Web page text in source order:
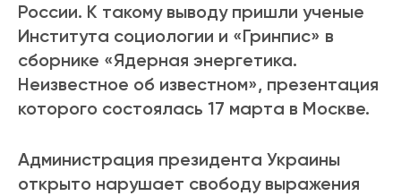
России. К такому выводу пришли ученые
Института социологии и «Гринпис» в
сборнике «Ядерная энергетика.
Неизвестное об известном», презентация
которого состоялась 17 марта в Москве.
Администрация президента Украины
открыто нарушает свободу выражения